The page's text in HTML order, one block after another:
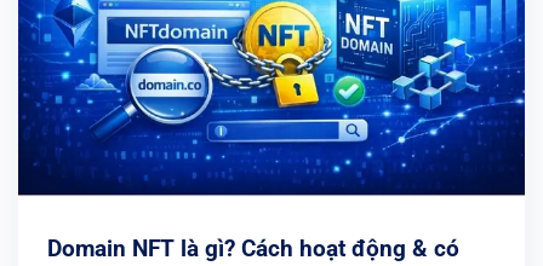
Domain NFT là gì? Cách hoạt động & có